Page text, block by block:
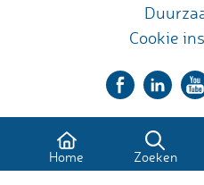
Cookie
Home Zoeken